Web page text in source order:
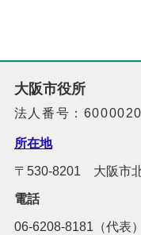
大阪市役所
法人番号：
所在地
〒530-8201 大阪市
電話
06-6208-8181（代表）